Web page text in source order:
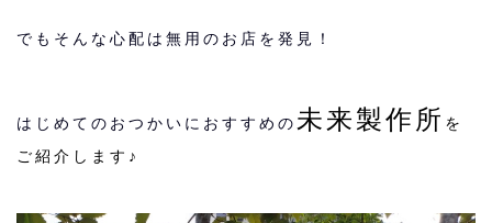
でもそんな心配は無用のお店を発見！
はじめてのおつかいにおすすめの 未来製作所 を
ご紹介します♪